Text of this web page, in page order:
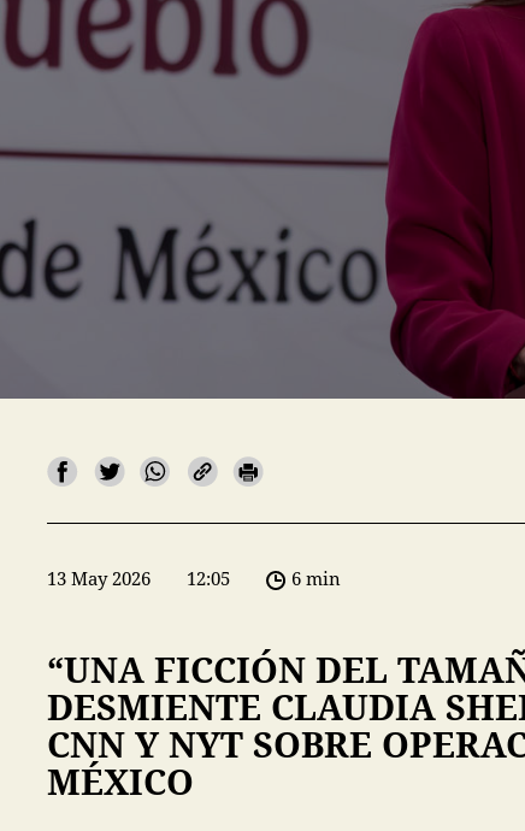
13 May 2026 12:05 6 min
“UNA FICCIÓN DEL
DESMIENTE CLAUDIA
CNN Y NYT SOBRE
MÉXICO